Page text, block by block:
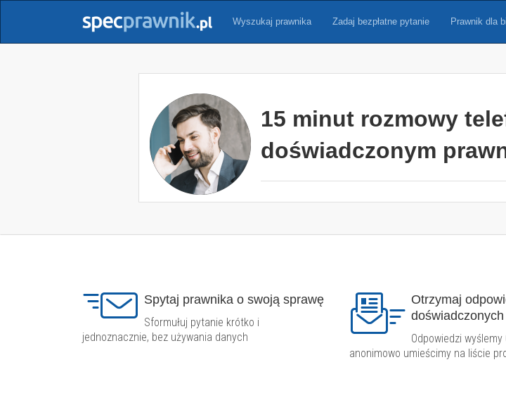
Wyszukaj prawnika Zadaj bezpłatne pytanie Prawnik dla
15 minut rozmowy
doświadczonym
Spytaj prawnika o swoją sprawę
Sformułuj pytanie krótko i
jednoznacznie, bez używania danych
Otrzymaj
Odpowiedzi
anonimowo umieścimy na liście